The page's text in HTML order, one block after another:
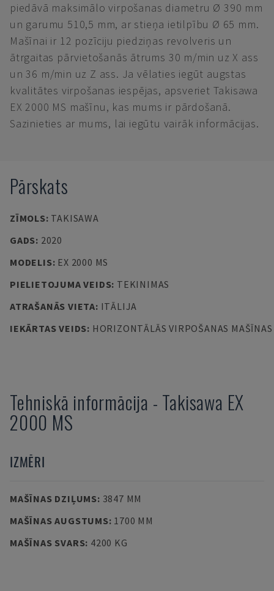
piedāvā maksimālo virpošanas diametru Ø 390 mm
un garumu 510,5 mm, ar stieņa ietilpību Ø 65 mm.
Mašīnai ir 12 pozīciju piedziņas revolveris un
ātrgaitas pārvietošanās ātrums 30 m/min uz X ass
un 36 m/min uz Z ass. Ja vēlaties iegūt augstas
kvalitātes virpošanas iespējas, apsveriet Takisawa
EX 2000 MS mašīnu, kas mums ir pārdošanā.
Sazinieties ar mums, lai iegūtu vairāk informācijas.
Pārskats
ZĪMOLS: TAKISAWA
GADS: 2020
MODELIS: EX 2000 MS
PIELIETOJUMA VEIDS: TEKINIMAS
ATRAŠANĀS VIETA: ITĀLIJA
IEKĀRTAS VEIDS: HORIZONTĀLĀS VIRPOŠANAS MAŠĪNAS
Tehniskā informācija - Takisawa EX
2000 MS
IZMĒRI
MAŠĪNAS DZIĻUMS: 3847 MM
MAŠĪNAS AUGSTUMS: 1700 MM
MAŠĪNAS SVARS: 4200 KG